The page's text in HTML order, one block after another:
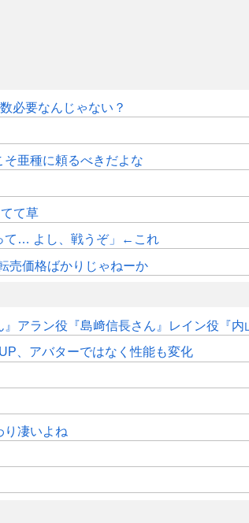
必要なんじゃない？
亜種に頼るべきだよな
て草
て… よし、戦うぞ」←これ
売価格ばかりじゃねーか
アラン役『島﨑信長さん』レイン役『
、アバターではなく性能も変化
り凄いよね